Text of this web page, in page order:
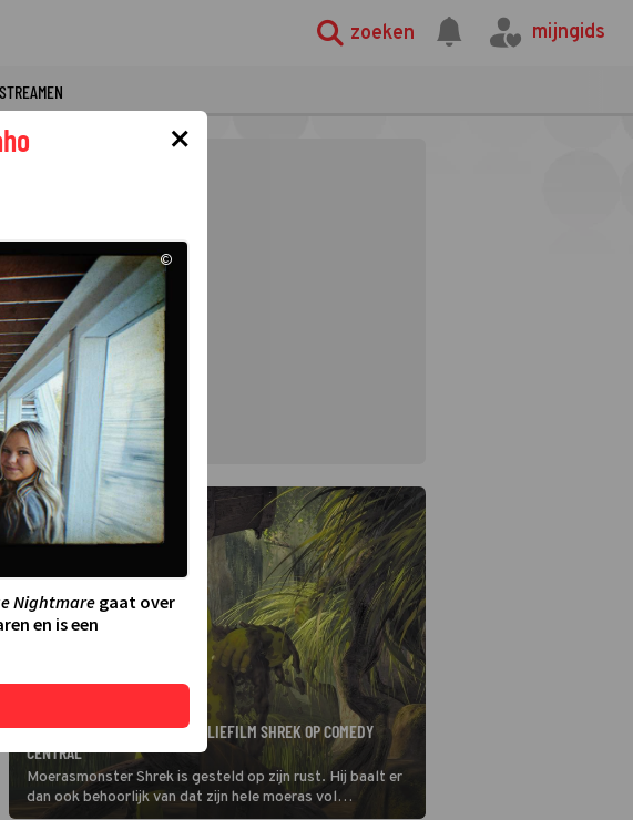
zoeken mijngids
STREAMEN
GENIET VAN DE ULTIEME FAMILIEFILM SHREK OP COMEDY
CENTRAL
Moerasmonster Shrek is gesteld op zijn rust. Hij baalt er
dan ook behoorlijk van dat zijn hele moeras vol
×
©
Nightmaregaat over
en is een